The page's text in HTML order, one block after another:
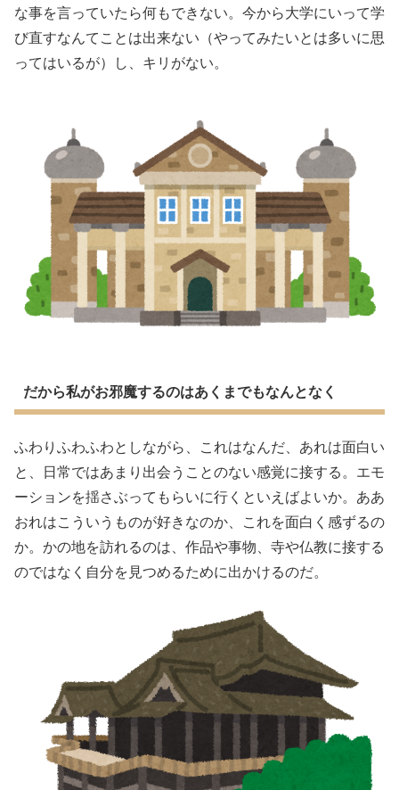
な事を言っていたら何もできない。今から大学にいって学
び直すなんてことは出来ない（やってみたいとは多いに思
ってはいるが）し、キリがない。
だから私がお邪魔するのはあくまでもなんとなく
ふわりふわふわとしながら、これはなんだ、あれは面白い
と、日常ではあまり出会うことのない感覚に接する。エモ
ーションを揺さぶってもらいに行くといえばよいか。ああ
おれはこういうものが好きなのか、これを面白く感ずるの
か。かの地を訪れるのは、作品や事物、寺や仏教に接する
のではなく自分を見つめるために出かけるのだ。